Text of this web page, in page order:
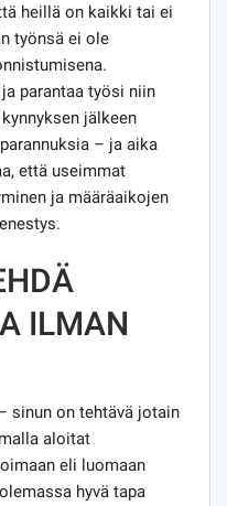
heillä on kaikki tai ei
työnsä ei ole
parantaa työsi niin
jälkeen
– ja aika
että useimmat
ja määräaikojen
ILMAN
sinun on tehtävä jotain
aloitat
eli luomaan
hyvä tapa